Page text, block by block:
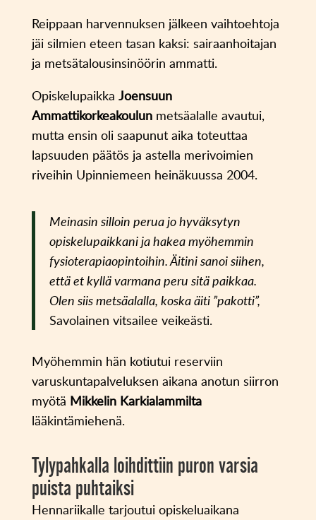
Reippaan harvennuksen jälkeen vaihtoehtoja
jäi silmien eteen tasan kaksi: sairaanhoitajan
ja metsätalousinsinöörin ammatti.
Opiskelupaikka Joensuun
Ammattikorkeakoulunmetsäalalle avautui,
mutta ensin oli saapunut aika toteuttaa
lapsuuden päätös ja astella merivoimien
riveihin Upinniemeen heinäkuussa 2004.
Meinasin silloin perua jo hyväksytyn
opiskelupaikkani ja hakea myöhemmin
fysioterapiaopintoihin. Äitini sanoi siihen,
että et kyllä varmana peru sitä paikkaa.
Olen siis metsäalalla, koska äiti ”pakotti”,
Savolainen vitsailee veikeästi.
Myöhemmin hän kotiutui reserviin
varuskuntapalveluksen aikana anotun siirron
myötä Mikkelin Karkialammilta
lääkintämiehenä.
Tylypahkalla loihdittiin puron varsia
puista puhtaiksi
Hennariikalle tarjoutui opiskeluaikana